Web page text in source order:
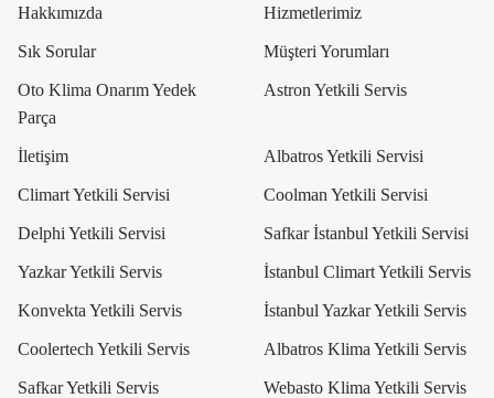
Hakkımızda Hizmetlerimiz
Sık Sorular Müşteri Yorumları
Oto Klima Onarım Yedek
Parça
Astron Yetkili Servis
İletişim Albatros Yetkili Servisi
Climart Yetkili Servisi Coolman Yetkili Servisi
Delphi Yetkili Servisi Safkar İstanbul Yetkili Servisi
Yazkar Yetkili Servis İstanbul Climart Yetkili Servis
Konvekta Yetkili Servis İstanbul Yazkar Yetkili Servis
Coolertech Yetkili Servis Albatros Klima Yetkili Servis
Safkar Yetkili Servis Webasto Klima Yetkili Servis